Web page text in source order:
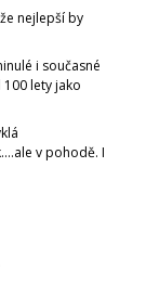
nejlepší by
i současné
lety jako
v pohodě. I